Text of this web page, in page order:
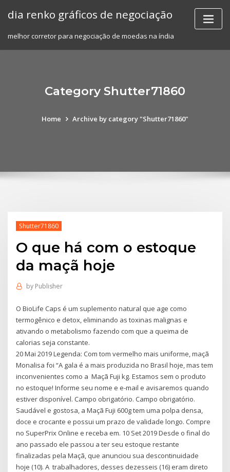
dia renko gráficos de negociação
melhor corretor para negociação de moedas na índia
Category Shutter71860
Home Archive by category "Shutter71860"
Shutter71860
O que há com o estoque
da maçã hoje
by Publisher
O BioLife Caps é um suplemento natural que age como
termogênico e detox, eliminando as toxinas malignas e
ativando o metabolismo fazendo com que a queima de
calorias seja constante.
20 Mai 2019 Legenda: Com tom vermelho mais uniforme, maçã
Monalisa foi “A gala é a mais produzida no Brasil hoje, mas tem
inconvenientes como a Maçã Fuji kg. Estamos sem o produto
no estoque! Informe seu nome e e-mail e avisaremos quando
estiver disponível. Campo obrigatório. Campo obrigatório.
Saudável e gostosa, a Maçã Fuji 600g tem uma polpa densa,
doce e crocante e possui um prazo de validade longo. Compre
no SuperPrix Online e receba em. 10 Set 2019 Desde o final do
ano passado ele passou a ter seu estoque restante
finalizadas pela Maçã, que anunciou sua descontinuidade
hoje (10). A trabalhadores, desses dezesseis (16) eram direto